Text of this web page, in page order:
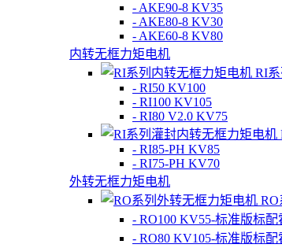
- AKE90-8 KV35
- AKE80-8 KV30
- AKE60-8 KV80
内转无框力矩电机
RI
- RI50 KV100
- RI100 KV105
- RI80 V2.0 KV75
- RI85-PH KV85
- RI75-PH KV70
外转无框力矩电机
RO
- RO100 KV55-标准版标配
- RO80 KV105-标准版标配